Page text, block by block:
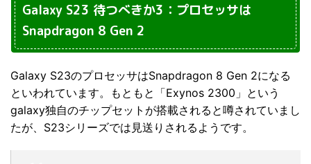
Galaxy S23 待つべきか3：プロセッサは
Snapdragon 8 Gen 2
Galaxy S23のプロセッサはSnapdragon 8 Gen 2になる
といわれています。もともと「Exynos 2300」という
galaxy独自のチップセットが搭載されると噂されていまし
たが、S23シリーズでは見送りされるようです。